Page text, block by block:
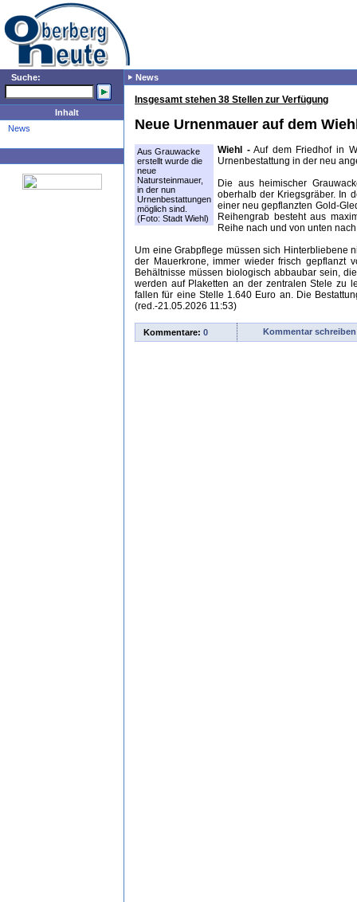
Suche:
Inhalt
News
News
Insgesamt stehen 38 Stellen zur Verfügung
Neue Urnenmauer auf dem
Aus Grauwacke
erstellt wurde die
neue
Natursteinmauer,
in der nun
Urnenbestattungen
möglich sind.
(Foto: Stadt Wiehl)
Wiehl -Auf dem Friedhof in
Urnenbestattung in der neu
Die aus heimischer
oberhalb der Kriegsgräber. In
einer neu gepflanzten Gold-
Reihengrab besteht aus
Reihe nach und von unten
Um eine Grabpflege müssen sich Hinterbliebene
der Mauerkrone, immer wieder frisch gepflanzt
Behältnisse müssen biologisch abbaubar sein,
werden auf Plaketten an der zentralen Stele zu
fallen für eine Stelle 1.640 Euro an. Die
(red.-21.05.2026 11:53)
Kommentare: 0 Kommentar schreiben